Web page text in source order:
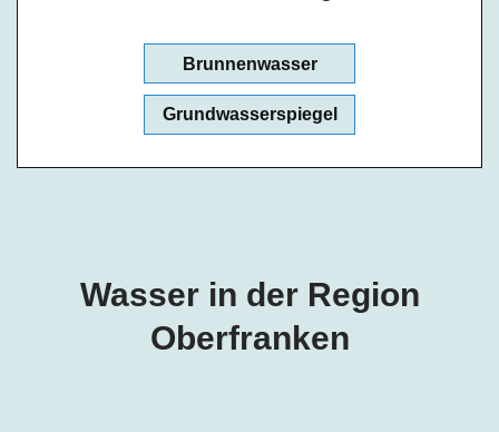
Brunnenwasser
Grundwasserspiegel
Wasser in der Region
Oberfranken